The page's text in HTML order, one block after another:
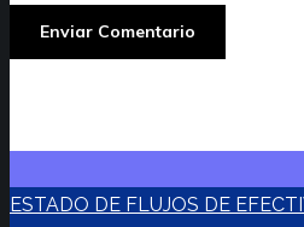
ESTADO DE FLUJOS DE